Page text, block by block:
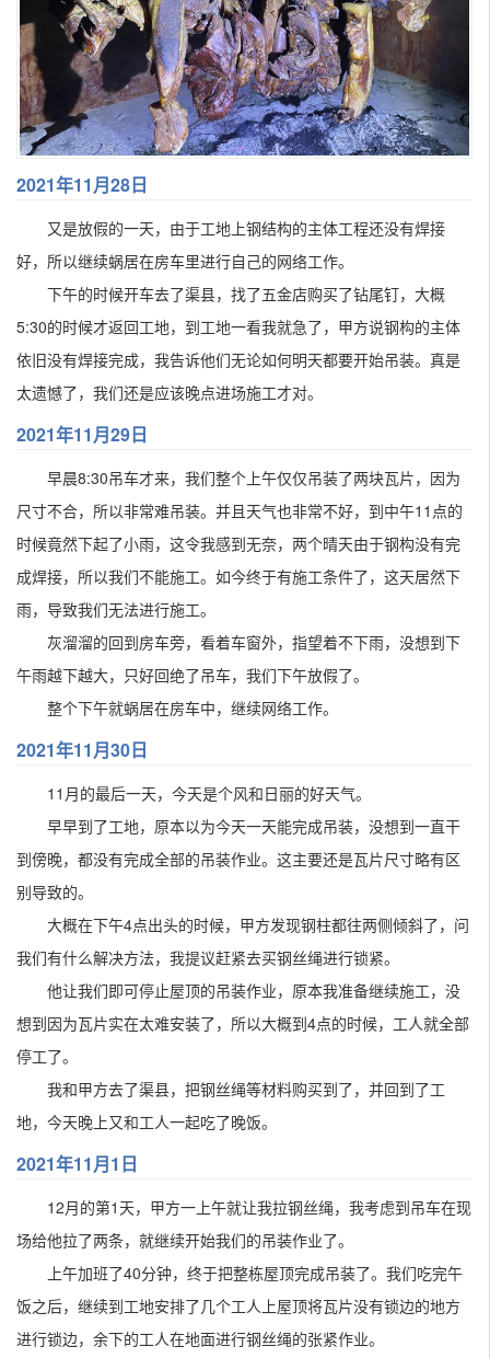
2021年11月28日
又是放假的一天，由于工地上钢结构的主体工程还没有焊接
好，所以继续蜗居在房车里进行自己的网络工作。
下午的时候开车去了渠县，找了五金店购买了钻尾钉，大概
5:30的时候才返回工地，到工地一看我就急了，甲方说钢构的主体
依旧没有焊接完成，我告诉他们无论如何明天都要开始吊装。真是
太遗憾了，我们还是应该晚点进场施工才对。
2021年11月29日
早晨8:30吊车才来，我们整个上午仅仅吊装了两块瓦片，因为
尺寸不合，所以非常难吊装。并且天气也非常不好，到中午11点的
时候竟然下起了小雨，这令我感到无奈，两个晴天由于钢构没有完
成焊接，所以我们不能施工。如今终于有施工条件了，这天居然下
雨，导致我们无法进行施工。
灰溜溜的回到房车旁，看着车窗外，指望着不下雨，没想到下
午雨越下越大，只好回绝了吊车，我们下午放假了。
整个下午就蜗居在房车中，继续网络工作。
2021年11月30日
11月的最后一天，今天是个风和日丽的好天气。
早早到了工地，原本以为今天一天能完成吊装，没想到一直干
到傍晚，都没有完成全部的吊装作业。这主要还是瓦片尺寸略有区
别导致的。
大概在下午4点出头的时候，甲方发现钢柱都往两侧倾斜了，问
我们有什么解决方法，我提议赶紧去买钢丝绳进行锁紧。
他让我们即可停止屋顶的吊装作业，原本我准备继续施工，没
想到因为瓦片实在太难安装了，所以大概到4点的时候，工人就全部
停工了。
我和甲方去了渠县，把钢丝绳等材料购买到了，并回到了工
地，今天晚上又和工人一起吃了晚饭。
2021年11月1日
12月的第1天，甲方一上午就让我拉钢丝绳，我考虑到吊车在现
场给他拉了两条，就继续开始我们的吊装作业了。
上午加班了40分钟，终于把整栋屋顶完成吊装了。我们吃完午
饭之后，继续到工地安排了几个工人上屋顶将瓦片没有锁边的地方
进行锁边，余下的工人在地面进行钢丝绳的张紧作业。